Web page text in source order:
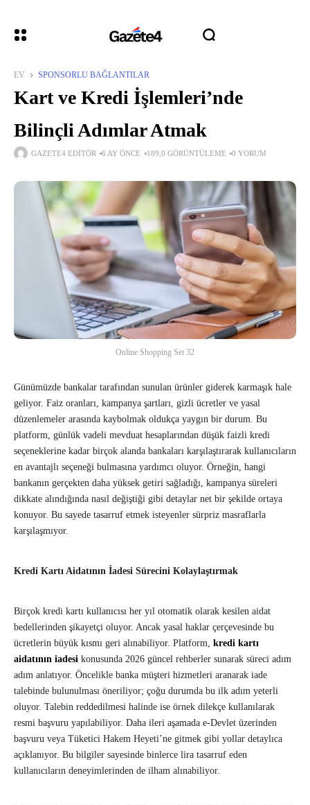
EV SPONSORLU BAĞLANTILAR
Kart ve Kredi İşlemleri’nde
Bilinçli Adımlar Atmak
GAZETE4 EDITÖR 6 AY ÖNCE 189,0 GÖRÜNTÜLEME 0 YORUM
Online Shopping Set 32
Günümüzde bankalar tarafından sunulan ürünler giderek karmaşık hale
geliyor. Faiz oranları, kampanya şartları, gizli ücretler ve yasal
düzenlemeler arasında kaybolmak oldukça yaygın bir durum. Bu
platform, günlük vadeli mevduat hesaplarından düşük faizli kredi
seçeneklerine kadar birçok alanda bankaları karşılaştırarak kullanıcıların
en avantajlı seçeneği bulmasına yardımcı oluyor. Örneğin, hangi
bankanın gerçekten daha yüksek getiri sağladığı, kampanya süreleri
dikkate alındığında nasıl değiştiği gibi detaylar net bir şekilde ortaya
konuyor. Bu sayede tasarruf etmek isteyenler sürpriz masraflarla
karşılaşmıyor.
Kredi Kartı Aidatının İadesi Sürecini Kolaylaştırmak
Birçok kredi kartı kullanıcısı her yıl otomatik olarak kesilen aidat
bedellerinden şikayetçi oluyor. Ancak yasal haklar çerçevesinde bu
ücretlerin büyük kısmı geri alınabiliyor. Platform, kredi kartı
aidatının iadesi konusunda 2026 güncel rehberler sunarak süreci adım
adım anlatıyor. Öncelikle banka müşteri hizmetleri aranarak iade
talebinde bulunulması öneriliyor; çoğu durumda bu ilk adım yeterli
oluyor. Talebin reddedilmesi halinde ise örnek dilekçe kullanılarak
resmi başvuru yapılabiliyor. Daha ileri aşamada e-Devlet üzerinden
başvuru veya Tüketici Hakem Heyeti’ne gitmek gibi yollar detaylıca
açıklanıyor. Bu bilgiler sayesinde binlerce lira tasarruf eden
kullanıcıların deneyimlerinden de ilham alınabiliyor.